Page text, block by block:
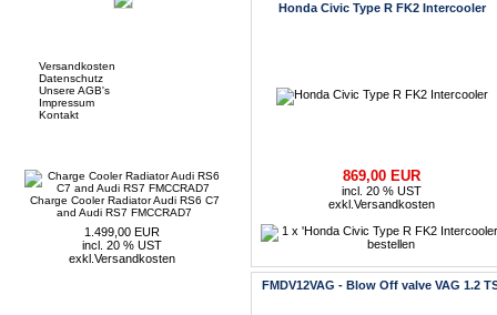
Versandkosten
Datenschutz
Unsere AGB's
Impressum
Kontakt
Charge Cooler Radiator Audi RS6 C7
and Audi RS7 FMCCRAD7
1.499,00 EUR
incl. 20 % UST
exkl. Versandkosten
Honda Civic Type R FK2 Intercooler
869,00 EUR
incl. 20 % UST
exkl. Versandkosten
FMDV12VAG - Blow Off valve VAG 1.2